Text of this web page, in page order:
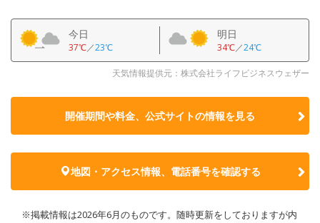
今日
37℃／23℃
明日
34℃／24℃
天気情報提供元：株式会社ライフビジネスウェザー
開催期間や料金、公式サイトの情報を見る
地図・アクセス情報、電話番号を確認する
※掲載情報は2026年6月のものです。随時更新をしておりますが内